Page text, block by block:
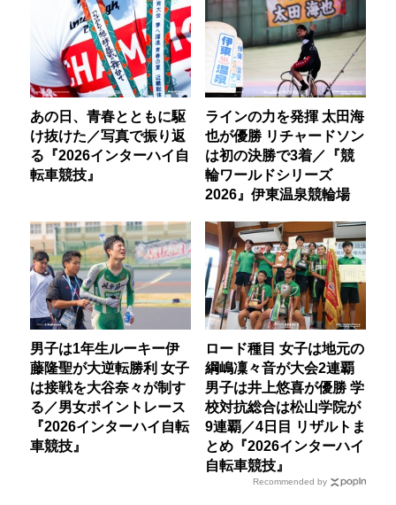
あの日、青春とともに駆
け抜けた／写真で振り返
る『2026インターハイ自
転車競技』
ラインの力を発揮 太田海
也が優勝 リチャードソン
は初の決勝で3着／『競
輪ワールドシリーズ
2026』伊東温泉競輪場
男子は1年生ルーキー伊
藤隆聖が大逆転勝利 女子
は接戦を大谷奈々が制す
る／男女ポイントレース
『2026インターハイ自転
車競技』
ロード種目 女子は地元の
綱嶋凜々音が大会2連覇
男子は井上悠喜が優勝 学
校対抗総合は松山学院が
9連覇／4日目 リザルトま
とめ『2026インターハイ
自転車競技』
Recommended by